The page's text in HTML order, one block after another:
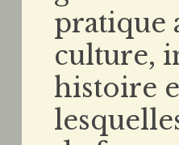
pratique
culture,
histoire